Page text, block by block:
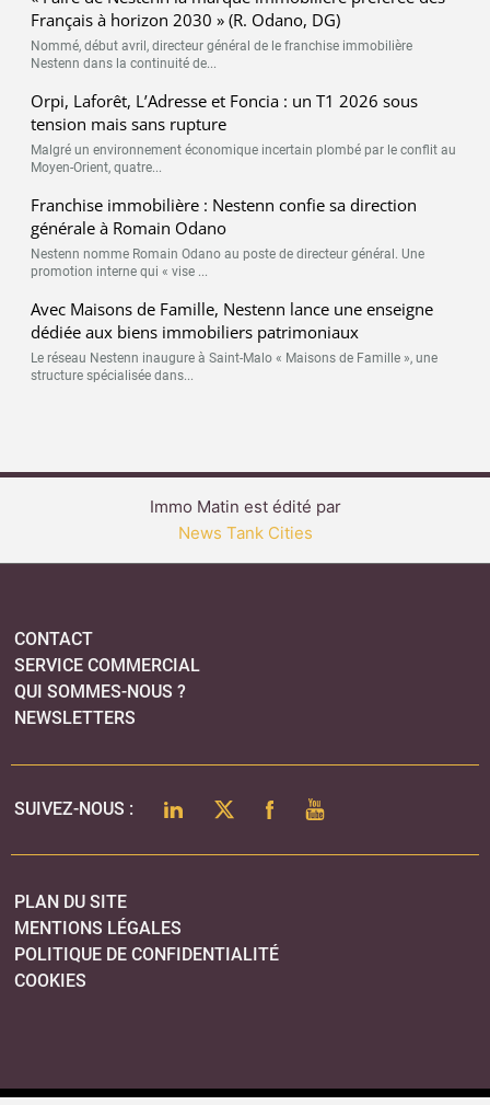
Français à horizon 2030 » (R. Odano, DG)
Nommé, début avril, directeur général de le franchise immobilière
Nestenn dans la continuité de...
Orpi, Laforêt, L’Adresse et Foncia : un T1 2026 sous
tension mais sans rupture
Malgré un environnement économique incertain plombé par le conflit au
Moyen-Orient, quatre...
Franchise immobilière : Nestenn confie sa direction
générale à Romain Odano
Nestenn nomme Romain Odano au poste de directeur général. Une
promotion interne qui « vise ...
Avec Maisons de Famille, Nestenn lance une enseigne
dédiée aux biens immobiliers patrimoniaux
Le réseau Nestenn inaugure à Saint-Malo « Maisons de Famille », une
structure spécialisée dans...
Immo Matin est édité par
News Tank Cities
CONTACT
SERVICE COMMERCIAL
QUI SOMMES-NOUS ?
NEWSLETTERS
SUIVEZ-NOUS : LINKEDINTWITTERFACEBOOK
YOUTUBE
PLAN DU SITE
MENTIONS LÉGALES
POLITIQUE DE CONFIDENTIALITÉ
COOKIES